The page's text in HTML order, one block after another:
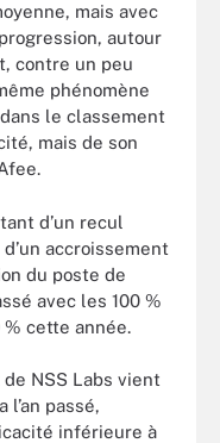
mais avec
autour
contre un peu
phénomène
le classement
mais de son
d’un recul
accroissement
du poste de
avec les 100 %
cette année.
NSS Labs vient
l’an passé,
inférieure à